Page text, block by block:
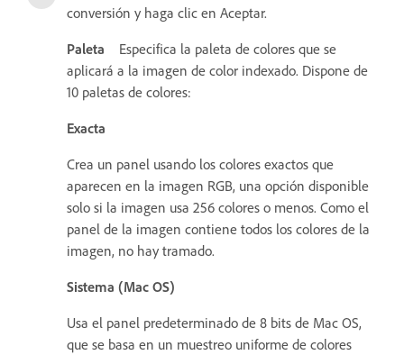
conversión y haga clic en Aceptar.
Paleta
Especifica la paleta de colores que se
aplicará a la imagen de color indexado. Dispone de
10 paletas de colores:
Exacta
Crea un panel usando los colores exactos que
aparecen en la imagen RGB, una opción disponible
solo si la imagen usa 256 colores o menos. Como el
panel de la imagen contiene todos los colores de la
imagen, no hay tramado.
Sistema (Mac OS)
Usa el panel predeterminado de 8 bits de Mac OS,
que se basa en un muestreo uniforme de colores